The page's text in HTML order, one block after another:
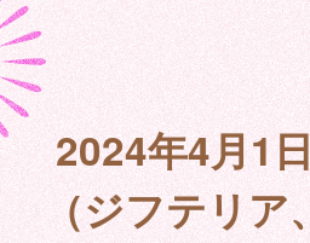
2024年4月1
（ジフテリア